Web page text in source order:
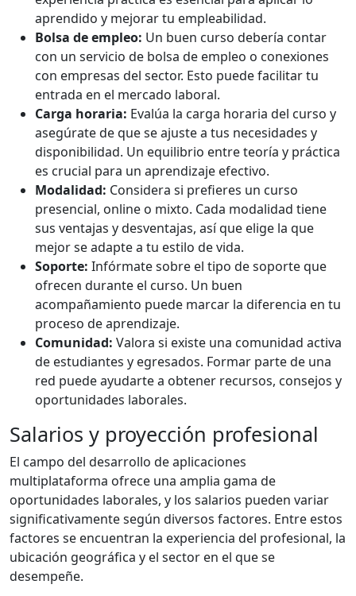
aprendido y mejorar tu empleabilidad.
Bolsa de empleo: Un buen curso debería contar
con un servicio de bolsa de empleo o conexiones
con empresas del sector. Esto puede facilitar tu
entrada en el mercado laboral.
Carga horaria: Evalúa la carga horaria del curso y
asegúrate de que se ajuste a tus necesidades y
disponibilidad. Un equilibrio entre teoría y práctica
es crucial para un aprendizaje efectivo.
Modalidad: Considera si prefieres un curso
presencial, online o mixto. Cada modalidad tiene
sus ventajas y desventajas, así que elige la que
mejor se adapte a tu estilo de vida.
Soporte: Infórmate sobre el tipo de soporte que
ofrecen durante el curso. Un buen
acompañamiento puede marcar la diferencia en tu
proceso de aprendizaje.
Comunidad: Valora si existe una comunidad activa
de estudiantes y egresados. Formar parte de una
red puede ayudarte a obtener recursos, consejos y
oportunidades laborales.
Salarios y proyección profesional
El campo del desarrollo de aplicaciones
multiplataforma ofrece una amplia gama de
oportunidades laborales, y los salarios pueden variar
significativamente según diversos factores. Entre estos
factores se encuentran la experiencia del profesional, la
ubicación geográfica y el sector en el que se
desempeñe.